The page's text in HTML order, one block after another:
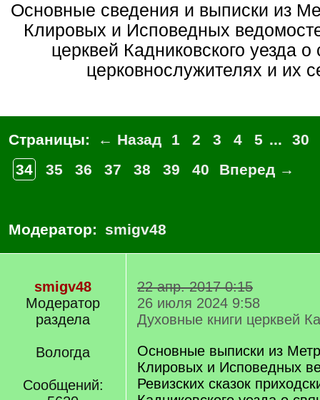
Основные сведения и выписки из Метрических книг,
Клировых и Исповедных
церквей Кадниковского уезда
церковнослужителях и их
Страницы: ← Назад 1 2 3 4 5 ...
30
34
35 36 37 38 39 40 Вперед →
Модератор: smigv48
smigv48
Модератор
раздела
Вологда
Сообщений:
22 апр. 2017 0:15
26 июля 2024 9:58
Духовные книги церквей
Основные выписки из
Клировых и Исповедных
Ревизских сказок